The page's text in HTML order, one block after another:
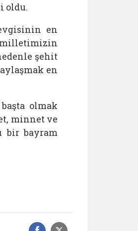
oldu.
en
milletimizin
şehit
en
olmak
minnet ve
bir bayram